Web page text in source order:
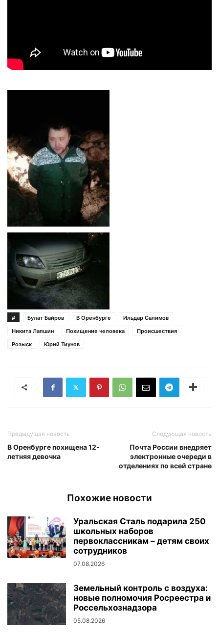
# Булат Байров В Оренбурге
Ильдар Салимов
Никита Лапшин
Похищение человека
Происшествия
Розыск
Юрий Тиунов
Предыдущая новость
В Оренбурге похищена 12-
летняя девочка
Следующая новость
Почта России внедряет
электронные очереди в
отделениях по всей стране
Похожие новости
Уральская Сталь подарила 250
школьных наборов
первоклассникам – детям своих
сотрудников
07.08.2026
Земельный контроль с воздуха:
новые полномочия Росреестра и
Россельхознадзора
05.08.2026